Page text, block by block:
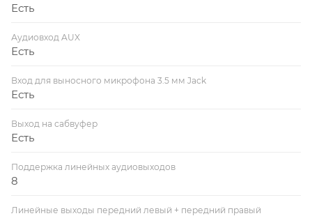
Есть
Аудиовход AUX
Есть
Вход для выносного микрофона 3.5 мм Jack
Есть
Выход на сабвуфер
Есть
Поддержка линейных аудиовыходов
8
Линейные выходы передний левый + передний правый